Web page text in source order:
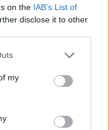
on the IAB’s List of
disclose it to other
my
second-
internet? Macie